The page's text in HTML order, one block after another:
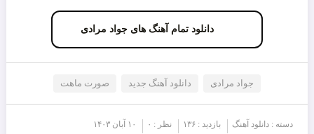
دانلود تمام آهنگ های جواد مرادی
جواد مرادی دانلود آهنگ جدید صورت ماهت
دسته : دانلود آهنگ بازدید : ۱۳۶ نظر : ۰ ۱۰ آبان ۱۴۰۳